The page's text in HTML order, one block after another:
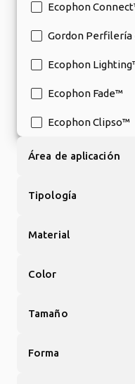
Ecophon
Gordon Perfilería
Ecophon
Ecophon Fade™
Ecophon Clipso™
Área de aplicación
Tipología
Material
Color
Tamaño
Forma